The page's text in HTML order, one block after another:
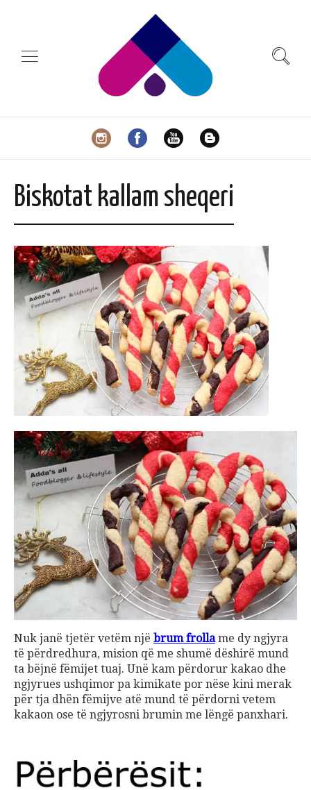
Biskotat kallam sheqeri
Nuk janë tjetër vetëm një brum frollame dy ngjyra
të përdredhura, mision që me shumë dëshirë mund
ta bëjnë fëmijet tuaj. Unë kam përdorur kakao dhe
ngjyrues ushqimor pa kimikate por nëse kini merak
për tja dhën fëmijve atë mund të përdorni vetem
kakaon ose të ngjyrosni brumin me lëngë panxhari.